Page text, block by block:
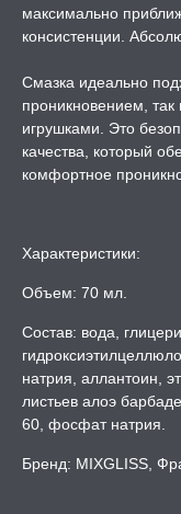
ПРИКОЛЫ,
УПАКОВКА
ЧАШИ И
ДЛЯ СЕКСА
КАРТА
-50%, ТОВАР ЗА
ОБРАЗ
максимально
консистенции.
Смазка идеально
проникновением, так
игрушками. Это
качества, который
комфортное
Характеристики:
Объем: 70 мл.
Состав: вода,
натрия, аллантоин,
листьев алоэ
60, фосфат натрия.
Бренд: MIXGLISS,